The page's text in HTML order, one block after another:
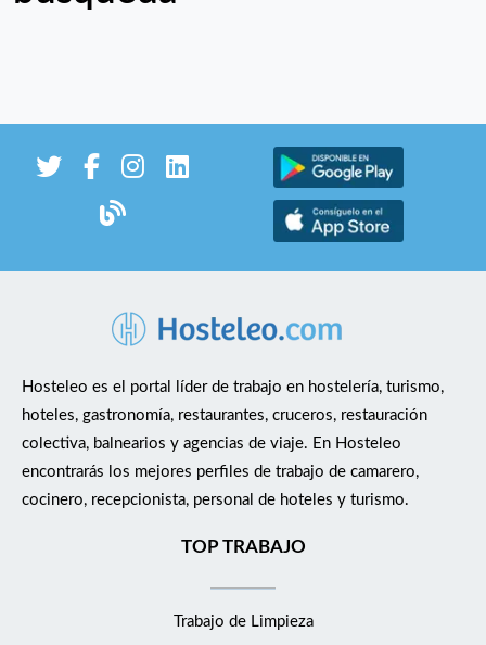
Hosteleo es el portal líder de trabajo en hostelería, turismo,
hoteles, gastronomía, restaurantes, cruceros, restauración
colectiva, balnearios y agencias de viaje. En Hosteleo
encontrarás los mejores perfiles de trabajo de camarero,
cocinero, recepcionista, personal de hoteles y turismo.
TOP TRABAJO
Trabajo de Limpieza